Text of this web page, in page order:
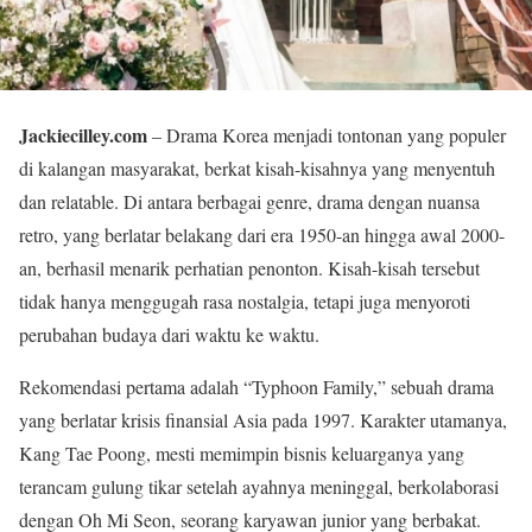
Jackiecilley.com– Drama Korea menjadi tontonan yang populer
di kalangan masyarakat, berkat kisah-kisahnya yang menyentuh
dan relatable. Di antara berbagai genre, drama dengan nuansa
retro, yang berlatar belakang dari era 1950-an hingga awal 2000-
an, berhasil menarik perhatian penonton. Kisah-kisah tersebut
tidak hanya menggugah rasa nostalgia, tetapi juga menyoroti
perubahan budaya dari waktu ke waktu.
Rekomendasi pertama adalah “Typhoon Family,” sebuah drama
yang berlatar krisis finansial Asia pada 1997. Karakter utamanya,
Kang Tae Poong, mesti memimpin bisnis keluarganya yang
terancam gulung tikar setelah ayahnya meninggal, berkolaborasi
dengan Oh Mi Seon, seorang karyawan junior yang berbakat.